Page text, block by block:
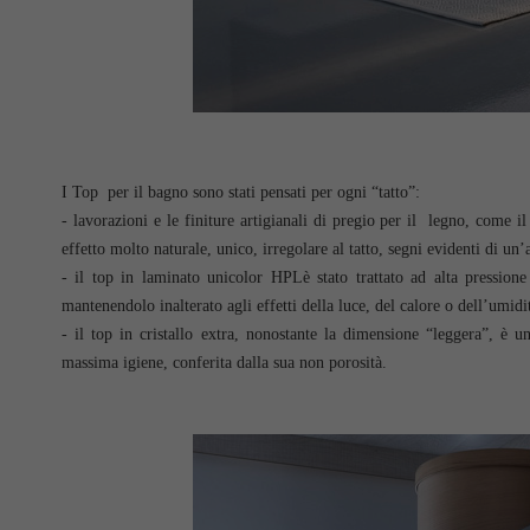
I Top per il bagno sono stati pensati per ogni “tatto”:
- lavorazioni e le finiture artigianali di pregio per il legno, come il
effetto molto naturale, unico, irregolare al tatto, segni evidenti di
- il top in laminato unicolor HPLè stato trattato ad alta
mantenendolo inalterato agli effetti della luce, del calore o
- il top in cristallo extra, nonostante la dimensione “leggera”, è
massima igiene, conferita dalla sua non porosità.